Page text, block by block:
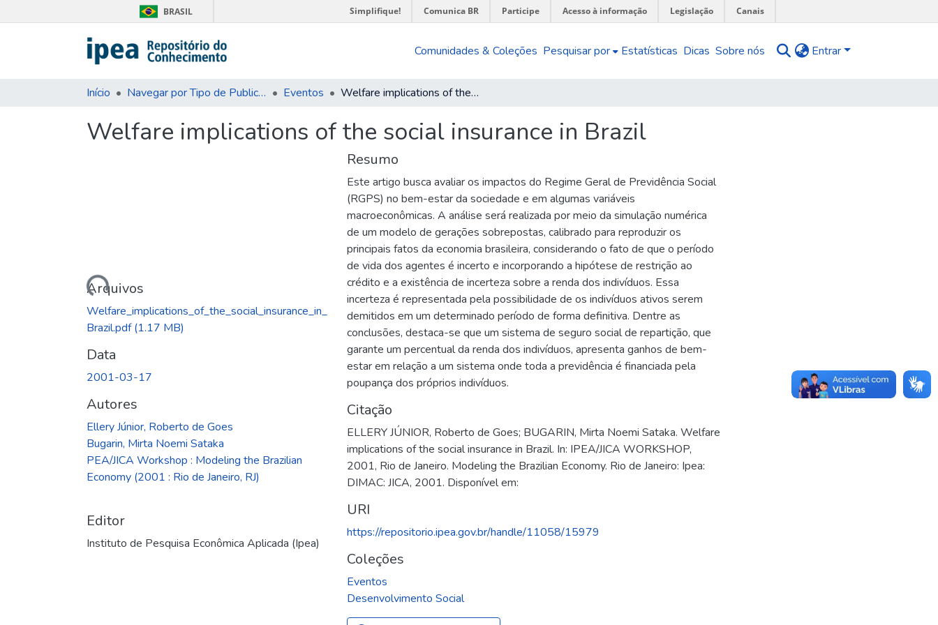
BRASIL Simplifique! Comunica BR Participe Acesso à informação Legislação Canais
Comunidades & Coleções Pesquisar por Estatísticas Dicas Sobre nós Entrar
Início Navegar por Tipo de Publicação Eventos Welfare implications of the social insurance in Brazil
Welfare implications of the social insurance in Brazil
Carregando...Arquivos
Welfare_implications_of_the_social_insurance_in_
Brazil.pdf(1.17 MB)
Data
2001-03-17
Autores
Ellery Júnior, Roberto de Goes
Bugarin, Mirta Noemi Sataka
PEA/JICA Workshop : Modeling the Brazilian
Economy (2001 : Rio de Janeiro, RJ)
Editor
Instituto de Pesquisa Econômica Aplicada (Ipea)
Resumo
Este artigo busca avaliar os impactos do Regime Geral de Previdência Social
(RGPS) no bem-estar da sociedade e em algumas variáveis
macroeconômicas. A análise será realizada por meio da simulação numérica
de um modelo de gerações sobrepostas, calibrado para reproduzir os
principais fatos da economia brasileira, considerando o fato de que o período
de vida dos agentes é incerto e incorporando a hipótese de restrição ao
crédito e a existência de incerteza sobre a renda dos indivíduos. Essa
incerteza é representada pela possibilidade de os indivíduos ativos serem
demitidos em um determinado período de forma definitiva. Dentre as
conclusões, destaca-se que um sistema de seguro social de repartição, que
garante um percentual da renda dos indivíduos, apresenta ganhos de bem-
estar em relação a um sistema onde toda a previdência é financiada pela
poupança dos próprios indivíduos.
Citação
ELLERY JÚNIOR, Roberto de Goes; BUGARIN, Mirta Noemi Sataka. Welfare
implications of the social insurance in Brazil. In: IPEA/JICA WORKSHOP,
2001, Rio de Janeiro. Modeling the Brazilian Economy. Rio de Janeiro: Ipea:
DIMAC: JICA, 2001. Disponível em:
URI
https://repositorio.ipea.gov.br/handle/11058/15979
Coleções
Eventos
Desenvolvimento Social